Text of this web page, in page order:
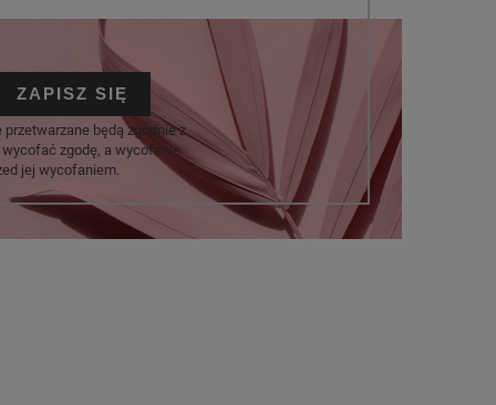
ZAPISZ SIĘ
będą zgodnie z
zgodę, a wycofanie
jej wycofaniem.